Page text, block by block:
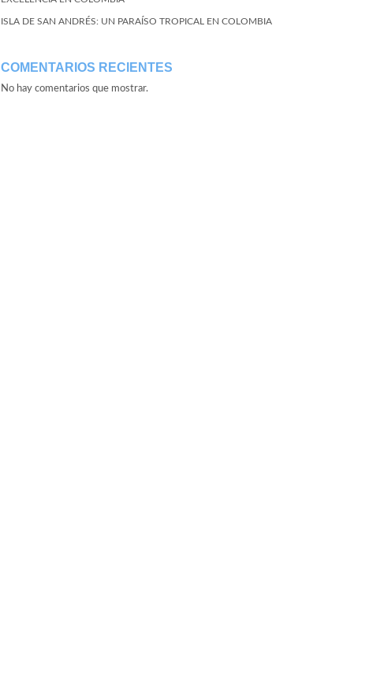
ISLA DE SAN ANDRÉS: UN PARAÍSO TROPICAL EN COLOMBIA
COMENTARIOS RECIENTES
No hay comentarios que mostrar.